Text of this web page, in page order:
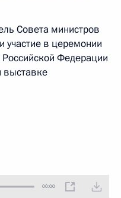
Совета министров
участие в церемонии
Федерации
выставке
00:00